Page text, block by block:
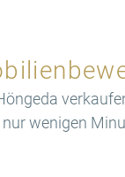
wenigen